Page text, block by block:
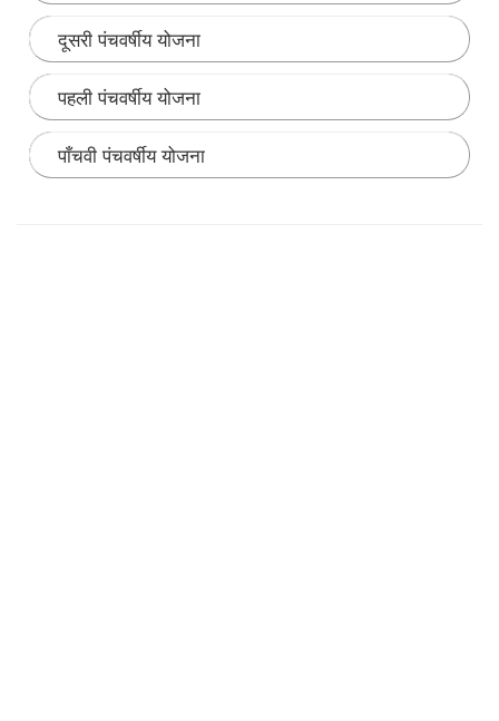
दूसरी पंचवर्षीय योजना
पहली पंचवर्षीय योजना
पाँचवी पंचवर्षीय योजना